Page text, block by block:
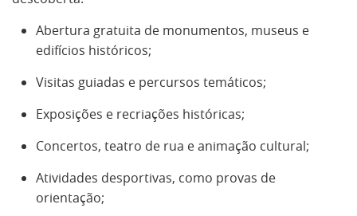
Abertura gratuita de monumentos, museus e
edifícios históricos;
Visitas guiadas e percursos temáticos;
Exposições e recriações históricas;
Concertos, teatro de rua e animação cultural;
Atividades desportivas, como provas de
orientação;